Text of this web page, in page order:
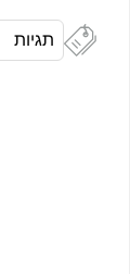
תגיות